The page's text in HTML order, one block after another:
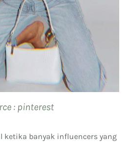
: pinterest
ketika banyak influencers yang